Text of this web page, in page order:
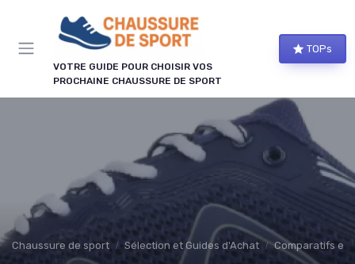
VOTRE GUIDE POUR CHOISIR VOS
PROCHAINE CHAUSSURE DE SPORT
TOPs
Chaussure de sport Sélection et Guides d'Achat Comparatifs et